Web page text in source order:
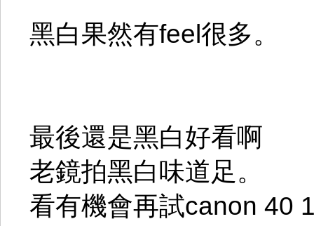
黑白果然有feel很多。
最後還是黑白好看啊
老鏡拍黑白味道足。
看有機會再試canon 40